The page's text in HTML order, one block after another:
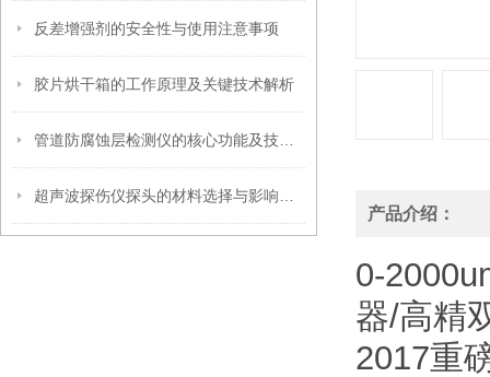
反差增强剂的安全性与使用注意事项
胶片烘干箱的工作原理及关键技术解析
产品介绍：
0-
器/高精
2017重